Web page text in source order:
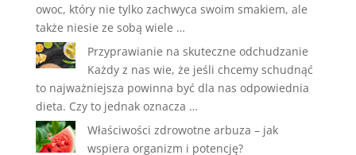
owoc, który nie tylko zachwyca swoim smakiem, ale
także niesie ze sobą wiele …
Przyprawianie na skuteczne odchudzanie
Każdy z nas wie, że jeśli chcemy schudnąć
to najważniejsza powinna być dla nas odpowiednia
dieta. Czy to jednak oznacza …
Właściwości zdrowotne arbuza – jak
wspiera organizm i potencję?